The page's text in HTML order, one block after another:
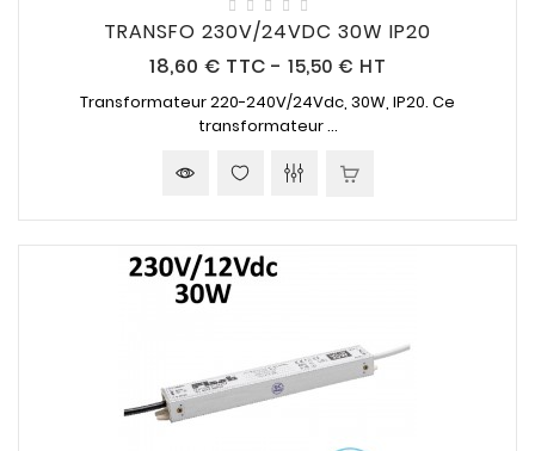
TRANSFO 230V/24VDC 30W IP20
18,60 € Prix
TTC - 15,50 € HT
Transformateur220-240V/24Vdc, 30W, IP20. Ce
transformateur ...